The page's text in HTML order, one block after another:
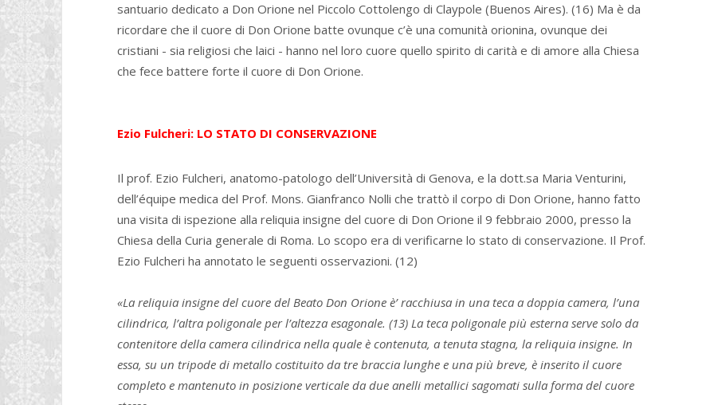
santuario dedicato a Don Orione nel Piccolo Cottolengo di Claypole (Buenos Aires). (16) Ma è da
ricordare che il cuore di Don Orione batte ovunque c’è una comunità orionina, ovunque dei
cristiani - sia religiosi che laici - hanno nel loro cuore quello spirito di carità e di amore alla Chiesa
che fece battere forte il cuore di Don Orione.
Ezio Fulcheri: LO STATO DI CONSERVAZIONE
Il prof. Ezio Fulcheri, anatomo-patologo dell’Università di Genova, e la dott.sa Maria Venturini,
dell’équipe medica del Prof. Mons. Gianfranco Nolli che trattò il corpo di Don Orione, hanno fatto
una visita di ispezione alla reliquia insigne del cuore di Don Orione il 9 febbraio 2000, presso la
Chiesa della Curia generale di Roma. Lo scopo era di verificarne lo stato di conservazione. Il Prof.
Ezio Fulcheri ha annotato le seguenti osservazioni. (12)
«La reliquia insigne del cuore del Beato Don Orione è’ racchiusa in una teca a doppia camera, l’una
cilindrica, l’altra poligonale per l’altezza esagonale. (13) La teca poligonale più esterna serve solo da
contenitore della camera cilindrica nella quale è contenuta, a tenuta stagna, la reliquia insigne. In
essa, su un tripode di metallo costituito da tre braccia lunghe e una più breve, è inserito il cuore
completo e mantenuto in posizione verticale da due anelli metallici sagomati sulla forma del cuore